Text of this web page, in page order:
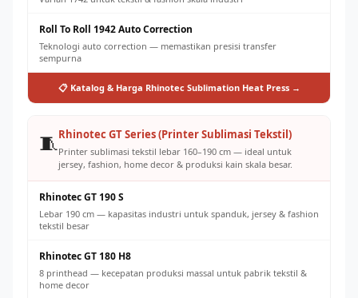
Roll To Roll 1942 Auto Correction
Teknologi auto correction — memastikan presisi transfer
sempurna
📋 Katalog & Harga Rhinotec Sublimation Heat Press →
🧵Rhinotec GT Series (Printer Sublimasi Tekstil)
Printer sublimasi tekstil lebar 160–190 cm — ideal untuk
jersey, fashion, home decor & produksi kain skala besar.
Rhinotec GT 190 S
Lebar 190 cm — kapasitas industri untuk spanduk, jersey & fashion
tekstil besar
Rhinotec GT 180 H8
8 printhead — kecepatan produksi massal untuk pabrik tekstil &
home decor